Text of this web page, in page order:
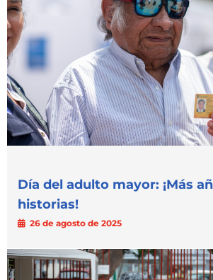
Día del adulto mayor: ¡Más
historias!
26 de agosto de 2025